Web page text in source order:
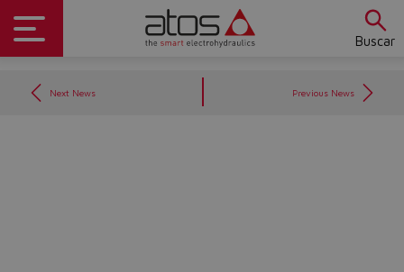
Buscar
Next News Previous News